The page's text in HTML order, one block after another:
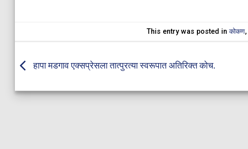
This entry was posted in कोकण,
हापा मडगाव एक्सप्रेसला तात्पुरत्या स्वरूपात अतिरिक्त कोच.